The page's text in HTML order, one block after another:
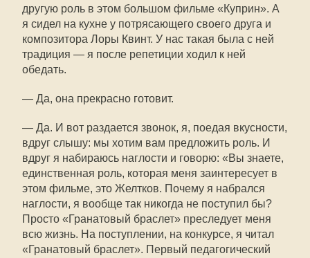
другую роль в этом большом фильме «Куприн». А
я сидел на кухне у потрясающего своего друга и
композитора Лоры Квинт. У нас такая была с ней
традиция — я после репетиции ходил к ней
обедать.
— Да, она прекрасно готовит.
— Да. И вот раздается звонок, я, поедая вкусности,
вдруг слышу: мы хотим вам предложить роль. И
вдруг я набираюсь наглости и говорю: «Вы знаете,
единственная роль, которая меня заинтересует в
этом фильме, это Желтков. Почему я набрался
наглости, я вообще так никогда не поступил бы?
Просто «Гранатовый браслет» преследует меня
всю жизнь. На поступлении, на конкурсе, я читал
«Гранатовый браслет». Первый педагогический